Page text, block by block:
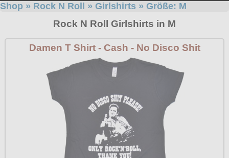
Sonderangebote
Geschenketipps
Gratis
Kleidung/Gothic
alle Artikel
Girlblusen
Punkrock
Shop » Rock N Roll » Girlshirts » Größe: M
Rock N Roll Girlshirts in M
Damen T Shirt - Cash - No Disco Shit